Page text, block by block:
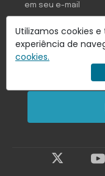
Utilizamos cookies
experiência de
cookies.
em seu e-mail
Eu concordo